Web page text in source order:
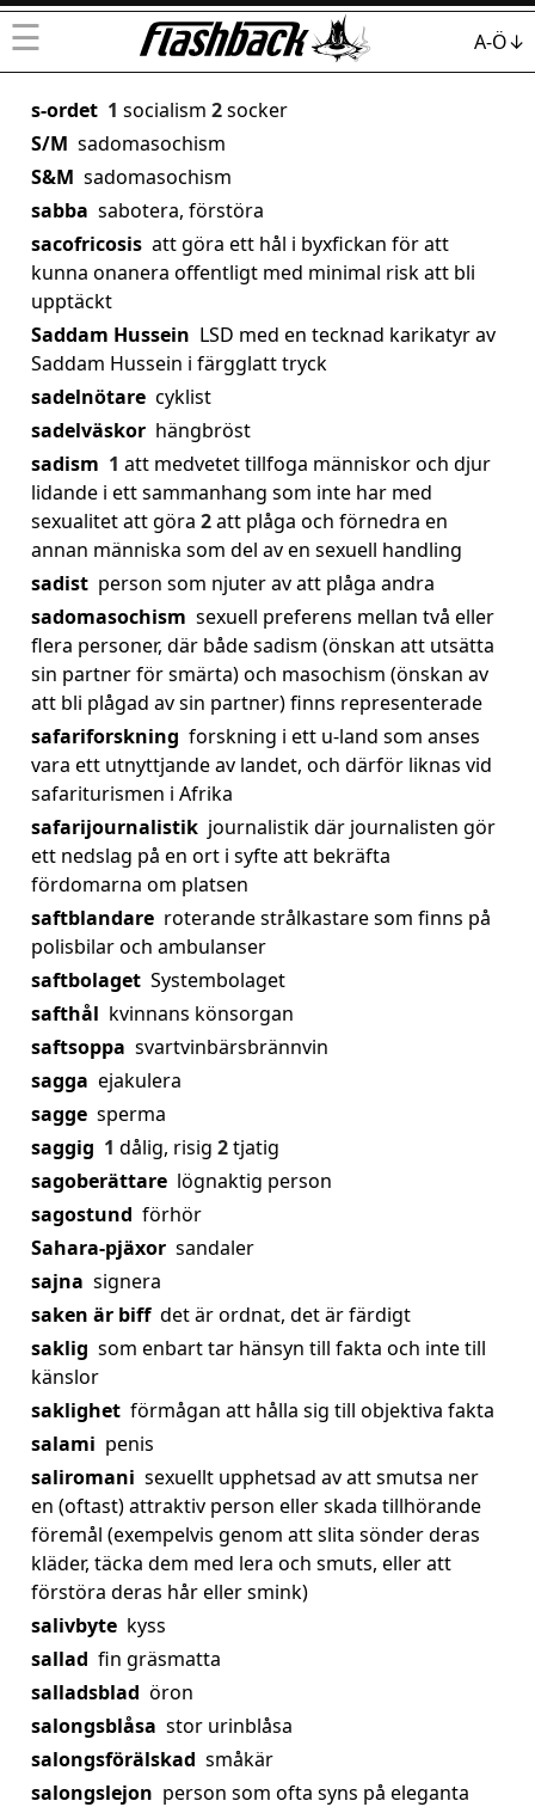
☰ A-Ö↓
s-ordet 1 socialism 2socker
S/M sadomasochism
S&M sadomasochism
sabba sabotera, förstöra
sacofricosis att göra ett hål i byxfickan för att
kunna onanera offentligt med minimal risk att bli
upptäckt
Saddam Hussein LSD med en tecknad karikatyr av
Saddam Hussein i färgglatt tryck
sadelnötare cyklist
sadelväskor hängbröst
sadism 1 att medvetet tillfoga människor och djur
lidande i ett sammanhang som inte har med
sexualitet att göra 2att plåga och förnedra en
annan människa som del av en sexuell handling
sadist person som njuter av att plåga andra
sadomasochism sexuell preferens mellan två eller
flera personer, där både sadism (önskan att utsätta
sin partner för smärta) och masochism (önskan av
att bli plågad av sin partner) finns representerade
safariforskning forskning i ett u-land som anses
vara ett utnyttjande av landet, och därför liknas vid
safariturismen i Afrika
safarijournalistik journalistik där journalisten gör
ett nedslag på en ort i syfte att bekräfta
fördomarna om platsen
saftblandare roterande strålkastare som finns på
polisbilar och ambulanser
saftbolaget Systembolaget
safthål kvinnans könsorgan
saftsoppa svartvinbärsbrännvin
sagga ejakulera
sagge sperma
saggig 1 dålig, risig 2tjatig
sagoberättare lögnaktig person
sagostund förhör
Sahara-pjäxor sandaler
sajna signera
saken är biff det är ordnat, det är färdigt
saklig som enbart tar hänsyn till fakta och inte till
känslor
saklighet förmågan att hålla sig till objektiva fakta
salami penis
saliromani sexuellt upphetsad av att smutsa ner
en (oftast) attraktiv person eller skada tillhörande
föremål (exempelvis genom att slita sönder deras
kläder, täcka dem med lera och smuts, eller att
förstöra deras hår eller smink)
salivbyte kyss
sallad fin gräsmatta
salladsblad öron
salongsblåsa stor urinblåsa
salongsförälskad småkär
salongslejon person som ofta syns på eleganta